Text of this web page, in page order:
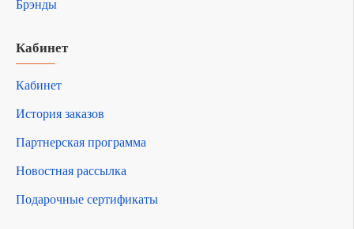
Брэнды
Кабинет
Кабинет
История заказов
Партнерская программа
Новостная рассылка
Подарочные сертификаты